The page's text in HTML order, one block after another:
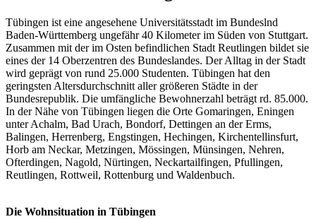
Tübingen ist eine angesehene Universitätsstadt im Bundeslnd
Baden-Württemberg ungefähr 40 Kilometer im Süden von Stuttgart.
Zusammen mit der im Osten befindlichen Stadt Reutlingen bildet sie
eines der 14 Oberzentren des Bundeslandes. Der Alltag in der Stadt
wird geprägt von rund 25.000 Studenten. Tübingen hat den
geringsten Altersdurchschnitt aller größeren Städte in der
Bundesrepublik. Die umfängliche Bewohnerzahl beträgt rd. 85.000.
In der Nähe von Tübingen liegen die Orte Gomaringen, Eningen
unter Achalm, Bad Urach, Bondorf, Dettingen an der Erms,
Balingen, Herrenberg, Engstingen, Hechingen, Kirchentellinsfurt,
Horb am Neckar, Metzingen, Mössingen, Münsingen, Nehren,
Ofterdingen, Nagold, Nürtingen, Neckartailfingen, Pfullingen,
Reutlingen, Rottweil, Rottenburg und Waldenbuch.
Die Wohnsituation in Tübingen